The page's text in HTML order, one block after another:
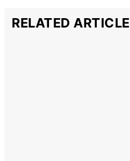
RELATED ARTICLE